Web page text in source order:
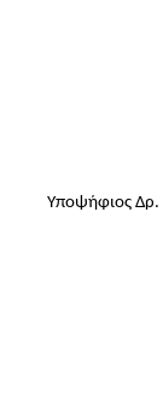
Υποψήφιος Δρ.